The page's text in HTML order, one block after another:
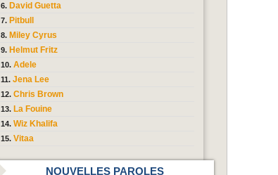
David Guetta
Pitbull
Miley Cyrus
Helmut Fritz
Adele
Jena Lee
Chris Brown
La Fouine
Wiz Khalifa
Vitaa
NOUVELLES PAROLES